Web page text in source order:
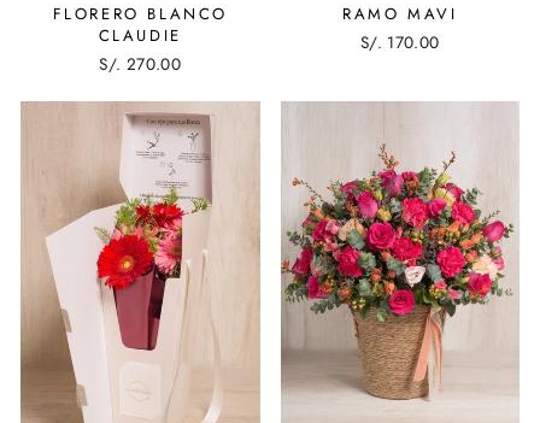
FLORERO BLANCO
CLAUDIE
S/. 270.00
RAMO MAVI
S/. 170.00